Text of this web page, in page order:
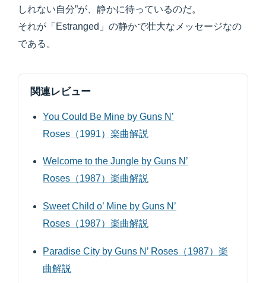
しれない自分”が、静かに待っているのだ。
それが「Estranged」の静かで壮大なメッセージなの
である。
関連レビュー
You Could Be Mine by Guns N’
Roses（1991）楽曲解説
Welcome to the Jungle by Guns N’
Roses（1987）楽曲解説
Sweet Child o’ Mine by Guns N’
Roses（1987）楽曲解説
Paradise City by Guns N’ Roses（1987）楽
曲解説